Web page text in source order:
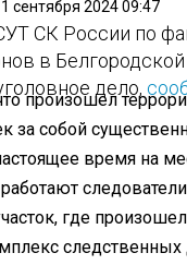
сентября 2024 09:47
СК России по
в
дело,
произошел
за собой
время на
где
следственных